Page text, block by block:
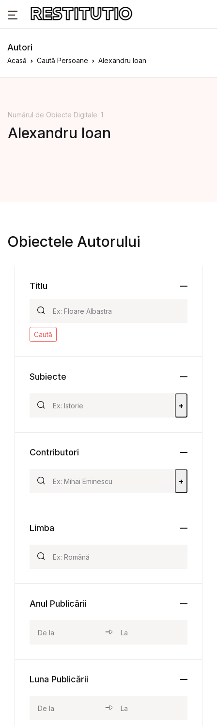
Autori
Acasă Caută Persoane Alexandru Ioan
Numărul de Obiecte Digitale: 1
Alexandru Ioan
Obiectele Autorului
Titlu
Caută
Subiecte
+
Contributori
+
Limba
Anul Publicării
Luna Publicării